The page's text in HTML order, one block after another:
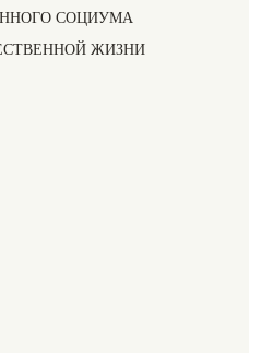
СОЦИУМА
ЖИЗНИ